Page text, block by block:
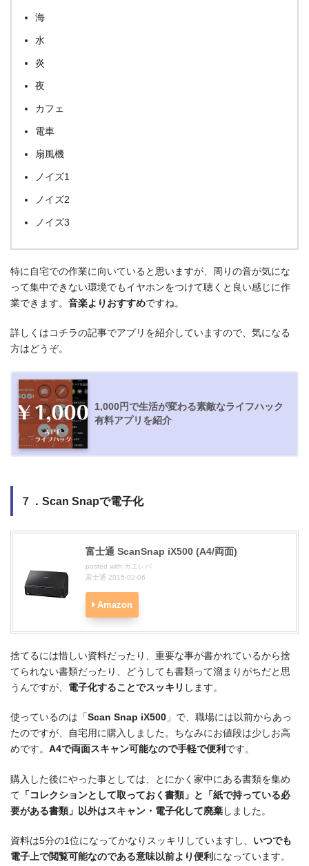
海
水
炎
夜
カフェ
電車
扇風機
ノイズ1
ノイズ2
ノイズ3
特に自宅での作業に向いていると思いますが、周りの音が気にな
って集中できない環境でもイヤホンをつけて聴くと良い感じに作
業できます。 音楽よりおすすめですね。
詳しくはコチラの記事でアプリを紹介していますので、気になる
方はどうぞ。
1,000円で生活が変わる素敵なライフハック
有料アプリを紹介
７．Scan Snapで電子化
富士通 ScanSnap iX500 (A4/両面)
posted with カエレバ
富士通 2015-02-06
Amazon
捨てるには惜しい資料だったり、重要な事が書かれているから捨
てられない書類だったり、どうしても書類って溜まりがちだと思
うんですが、 電子化することでスッキリ します。
使っているのは「 Scan Snap iX500 」で、職場には以前からあっ
たのですが、自宅用に購入しました。ちなみにお値段は少しお高
めです。 A4で両面スキャン可能なので手軽で便利 です。
購入した後にやった事としては、とにかく家中にある書類を集め
て 「コレクションとして取っておく書類」と「紙で持っている必
要がある書類」以外はスキャン・電子化して廃棄 しました。
資料は5分の1位になってかなりスッキリしていますし、 いつでも
電子上で閲覧可能なのである意味以前より便利 になっています。